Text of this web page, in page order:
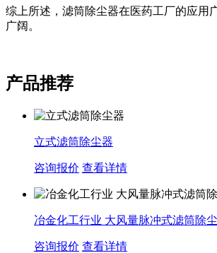
综上所述，滤筒除尘器在医药工厂的应用
广阔。
产品推荐
立式滤筒除尘器
咨询报价 查看详情
冶金化工行业 大风量脉冲式滤筒除
咨询报价 查看详情